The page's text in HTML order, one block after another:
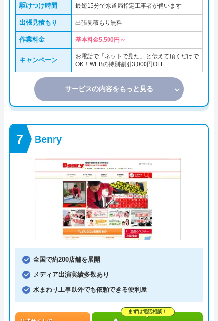
駆けつけ時間 最短15分で水道局指定工事者が伺います
出張見積もり 出張見積もり無料
作業料金 基本料金5,500円～
キャンペーン
お電話で「ネットで見た」と伝えて頂くだけで
OK！WEBの特別割引3,000円OFF
サービスの内容をもっと見る
Benry
全国で約200店舗を展開
メディア出演実績多数あり
水まわり工事以外でも依頼できる便利屋
まずは電話相談！